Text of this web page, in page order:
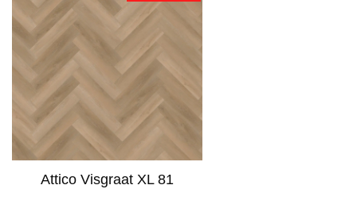
Attico Visgraat XL 81